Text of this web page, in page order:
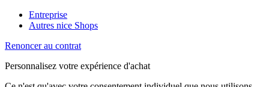
Entreprise
Autres nice Shops
Renoncer au contrat
Personnalisez votre expérience d'achat